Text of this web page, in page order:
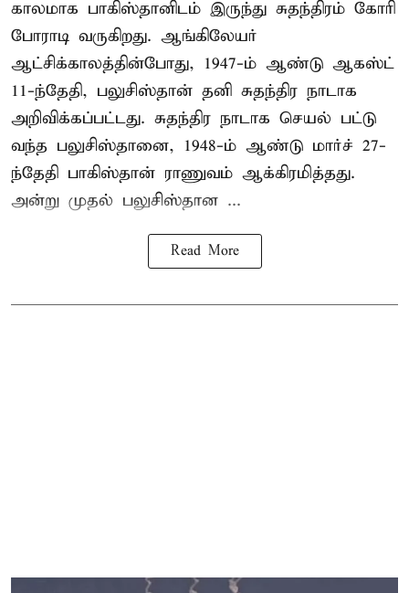
காலமாக பாகிஸ்தானிடம் இருந்து சுதந்திரம் கோரி
போராடி வருகிறது. ஆங்கிலேயர்
ஆட்சிக்காலத்தின்போது, 1947-ம் ஆண்டு ஆகஸ்ட்
11-ந்தேதி, பலுசிஸ்தான் தனி சுதந்திர நாடாக
அறிவிக்கப்பட்டது. சுதந்திர நாடாக செயல் பட்டு
வந்த பலுசிஸ்தானை, 1948-ம் ஆண்டு மார்ச் 27-
ந்தேதி பாகிஸ்தான் ராணுவம் ஆக்கிரமித்தது.
அன்று முதல் பலுசிஸ்தான ...
Read More